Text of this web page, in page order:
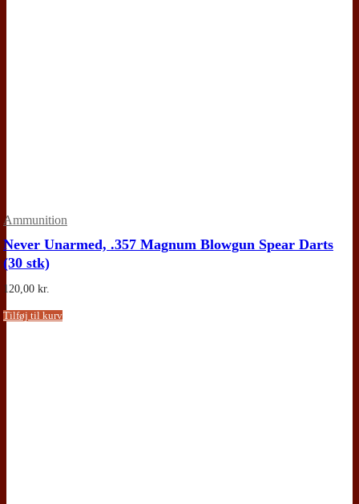
Ammunition
Never Unarmed, .357 Magnum Blowgun Spear Darts
(30 stk)
120,00 kr.
Tilføj til kurv